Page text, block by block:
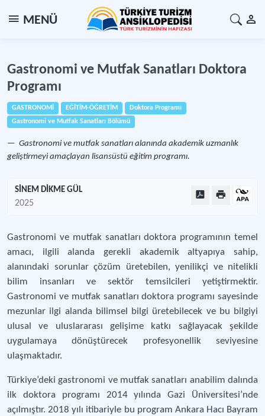
MENÜ
Gastronomi ve Mutfak Sanatları Doktora
Programı
GASTRONOMİ EĞİTİM-ÖĞRETİM
Doktora Programı
Gastronomi ve Mutfak Sanatları Bölümü
Gastronomi ve mutfak sanatları alanında akademik uzmanlık
geliştirmeyi amaçlayan lisansüstü eğitim programı.
SİNEM DİKME GÜL
2025
Gastronomi ve mutfak sanatları doktora programının temel
amacı, ilgili alanda gerekli akademik altyapıya sahip,
alanındaki sorunlar çözüm üretebilen, yenilikçi ve nitelikli
bilim insanları ve sektör temsilcileri yetiştirmektir.
Gastronomi ve mutfak sanatları doktora programı sayesinde
mezunlar ilgi alanda bilimsel bilgi üretebilecek ve bu bilgiyi
ulusal ve uluslararası gelişime katkı sağlayacak şekilde
uygulamaya dönüştürecek profesyonellik seviyesine
ulaşmaktadır.
Türkiye’deki gastronomi ve mutfak sanatları anabilim dalında
ilk doktora programı 2014 yılında Gazi Üniversitesi’nde
açılmıştır. 2018 yılı itibariyle bu program Ankara Hacı Bayram